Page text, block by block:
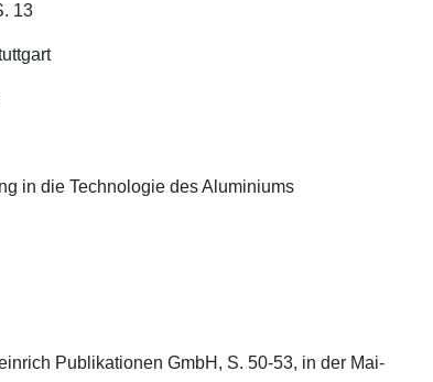
13
in die Technologie des Aluminiums
Publikationen GmbH, S. 50-53, in der Mai-